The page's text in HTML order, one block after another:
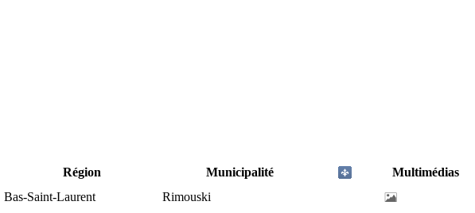
Région Municipalité
Multimédias
Bas-Saint-Laurent
Rimouski